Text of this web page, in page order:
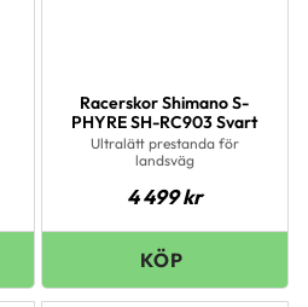
Racerskor Shimano S-
PHYRE SH-RC903 Svart
Ultralätt prestanda för
landsväg
4 499kr